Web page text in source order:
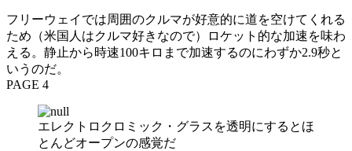
フリーウェイでは周囲のクルマが好意的に道を空けてくれる
ため（米国人はクルマ好きなので）ロケット的な加速を味わ
える。静止から時速100キロまで加速するのにわずか2.9秒と
いうのだ。
PAGE 4
エレクトロクロミック・グラスを透明にするとほ
とんどオープンの感覚だ